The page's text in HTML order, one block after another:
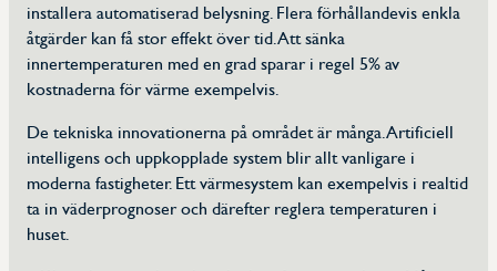
installera automatiserad belysning. Flera förhållandevis enkla
åtgärder kan få stor effekt över tid. Att sänka
innertemperaturen med en grad sparar i regel 5% av
kostnaderna för värme exempelvis.
De tekniska innovationerna på området är många. Artificiell
intelligens och uppkopplade system blir allt vanligare i
moderna fastigheter. Ett värmesystem kan exempelvis i realtid
ta in väderprognoser och därefter reglera temperaturen i
huset.